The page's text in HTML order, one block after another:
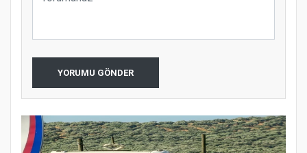
YORUMU GÖNDER